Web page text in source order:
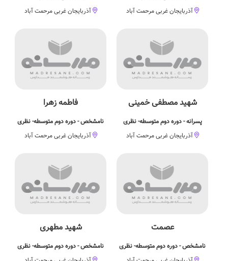
آذربایجان غربی مرحمت آباد
آذربایجان غربی مرحمت آباد
شهید مصطفی خمینی
پسرانه - دوره دوم متوسطه- نظری
آذربایجان غربی مرحمت آباد
فاطمه زهرا
نامشخص - دوره دوم متوسطه- نظری
آذربایجان غربی مرحمت آباد
عصمت
نامشخص - دوره دوم متوسطه- نظری
شهید مطهری
نامشخص - دوره دوم متوسطه- نظری